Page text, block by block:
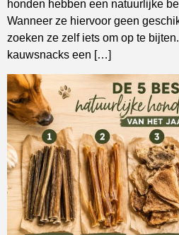
honden hebben een natuurlijke
Wanneer ze hiervoor geen
zoeken ze zelf iets om op te
kauwsnacks een […]